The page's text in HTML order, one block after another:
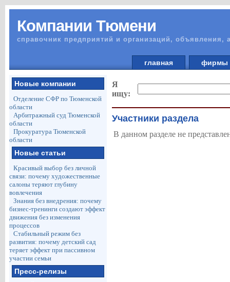
Компании Тюмени
справочник предприятий и организаций, объявления,
главная
Новые компании
Отделение СФР по Тюменской
области
Арбитражный суд Тюменской
области
Прокуратура Тюменской
области
Новые статьи
Красивый выбор без личной
связи: почему художественные
салоны теряют глубину
вовлечения
Знания без внедрения: почему
бизнес-тренинги создают эффект
движения без изменения
процессов
Стабильный режим без
развития: почему детский сад
теряет эффект при пассивном
участии семьи
Пресс-релизы
Я
ищу:
Участники раздела
В данном разделе не